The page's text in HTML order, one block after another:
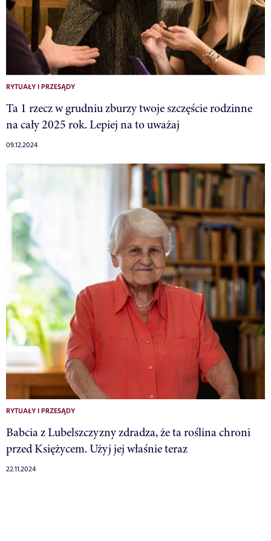
RYTUAŁY I PRZESĄDY
Ta 1 rzecz w grudniu zburzy twoje szczęście rodzinne
na cały 2025 rok. Lepiej na to uważaj
09.12.2024
RYTUAŁY I PRZESĄDY
Babcia z Lubelszczyzny zdradza, że ta roślina chroni
przed Księżycem. Użyj jej właśnie teraz
22.11.2024